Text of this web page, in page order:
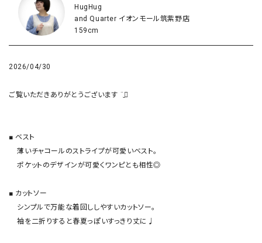
HugHug
and Quarter イオンモール筑紫野店
159cm
2026/04/30
ご覧いただきありがとうございます ¨̮⃝
■ ベスト
    薄いチャコールのストライプが可愛いベスト。
    ポケットのデザインが可愛くワンピとも相性◎
■ カットソー
    袖を二折りすると春夏っぽいすっきり丈に♩